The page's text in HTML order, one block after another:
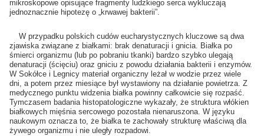
mikroskopowe opisujące fragmenty ludzkiego serca wykluczają
jednoznacznie hipotezę o „krwawej bakterii”.
W przypadku polskich cudów eucharystycznych kluczowe są dwa
zjawiska związane z białkami: brak denaturacji i gnicia. Białka po
śmierci organizmu (lub po pobraniu tkanki) bardzo szybko ulegają
denaturacji (ścięciu) oraz gniciu z powodu działania bakterii i enzymów.
W Sokółce i Legnicy materiał organiczny leżał w wodzie przez wiele
dni, a potem przez miesiące był wystawiony na działanie powietrza. Z
medycznego punktu widzenia białka powinny całkowicie się rozpaść.
Tymczasem badania histopatologiczne wykazały, że struktura włókien
białkowych mięśnia sercowego pozostała nienaruszona. W języku
naukowym oznacza to, że białka te zachowały strukturę właściwą dla
żywego organizmu i nie uległy rozpadowi.